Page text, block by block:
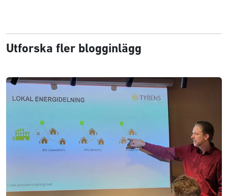
Utforska fler blogginlägg